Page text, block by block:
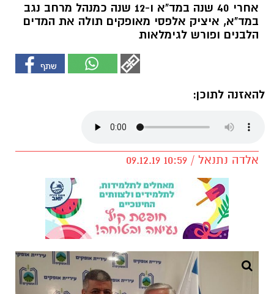
אחרי 40 שנה במד"א ו-12 שנה כמנהל מרחב נגב
במד"א, איציק אלפסי מאופקים תולה את המדים
הלבנים ופורש לגימלאות
להאזנה לתוכן:
אלדה נתנאל / 10:59 09.12.19